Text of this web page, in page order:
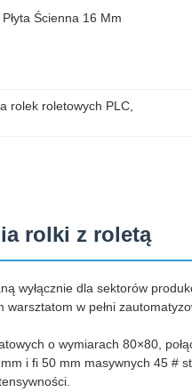
Płyta Ścienna 16 Mm
rolek roletowych PLC
rolki z roletą
wyłącznie dla sektorów
w pełni
o wymiarach 80×80,
i fi 50 mm masywnych 45 #